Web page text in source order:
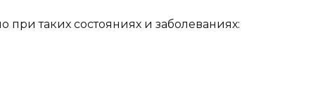
при таких состояниях и заболеваниях: